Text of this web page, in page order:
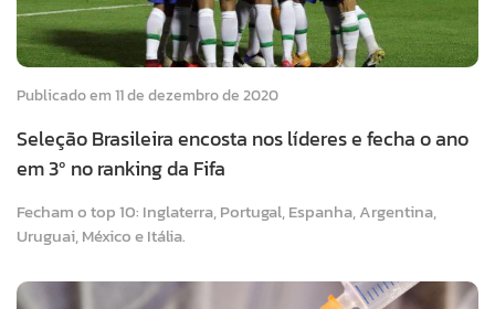
Publicado em 11 de dezembro de 2020
Seleção Brasileira encosta nos líderes e fecha o ano
em 3º no ranking da Fifa
Fecham o top 10: Inglaterra, Portugal, Espanha, Argentina,
Uruguai, México e Itália.